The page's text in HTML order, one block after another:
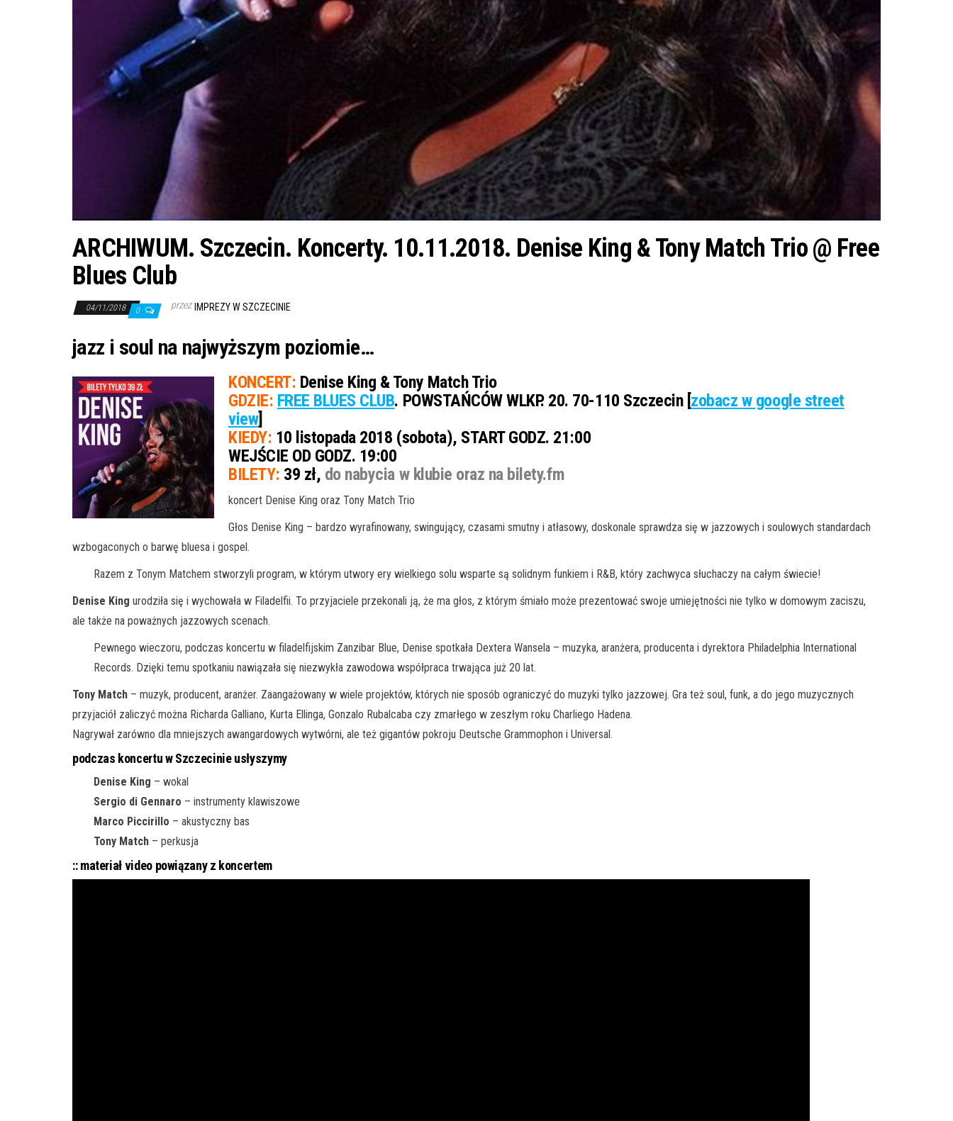
ARCHIWUM. Szczecin. Koncerty. 10.11.2018. Denise King & Tony Match Trio @ Free
Blues Club
04/11/2018 0 przez IMPREZY W SZCZECINIE
jazz i soul na najwyższym poziomie…
KONCERT: Denise King & Tony Match Trio
GDZIE: FREE BLUES CLUB. POWSTAŃCÓW WLKP. 20. 70-110 Szczecin [zobacz w google street
view]
KIEDY: 10 listopada 2018 (sobota), START GODZ. 21:00
WEJŚCIE OD GODZ. 19:00
BILETY: 39 zł, do nabycia w klubie oraz na bilety.fm
koncert Denise King oraz Tony Match Trio
Głos Denise King – bardzo wyrafinowany, swingujący, czasami smutny i atłasowy, doskonale sprawdza się w jazzowych i soulowych standardach
wzbogaconych o barwę bluesa i gospel.
Razem z Tonym Matchem stworzyli program, w którym utwory ery wielkiego solu wsparte są solidnym funkiem i R&B, który zachwyca słuchaczy na całym świecie!
Denise King urodziła się i wychowała w Filadelfii. To przyjaciele przekonali ją, że ma głos, z którym śmiało może prezentować swoje umiejętności nie tylko w domowym zaciszu,
ale także na poważnych jazzowych scenach.
Pewnego wieczoru, podczas koncertu w filadelfijskim Zanzibar Blue, Denise spotkała Dextera Wansela – muzyka, aranżera, producenta i dyrektora Philadelphia International
Records. Dzięki temu spotkaniu nawiązała się niezwykła zawodowa współpraca trwająca już 20 lat.
Tony Match – muzyk, producent, aranżer. Zaangażowany w wiele projektów, których nie sposób ograniczyć do muzyki tylko jazzowej. Gra też soul, funk, a do jego muzycznych
przyjaciół zaliczyć można Richarda Galliano, Kurta Ellinga, Gonzalo Rubalcaba czy zmarłego w zeszłym roku Charliego Hadena.
Nagrywał zarówno dla mniejszych awangardowych wytwórni, ale też gigantów pokroju Deutsche Grammophon i Universal.
podczas koncertu w Szczecinie usłyszymy
Denise King – wokal
Sergio di Gennaro – instrumenty klawiszowe
Marco Piccirillo – akustyczny bas
Tony Match – perkusja
:: materiał video powiązany z koncertem